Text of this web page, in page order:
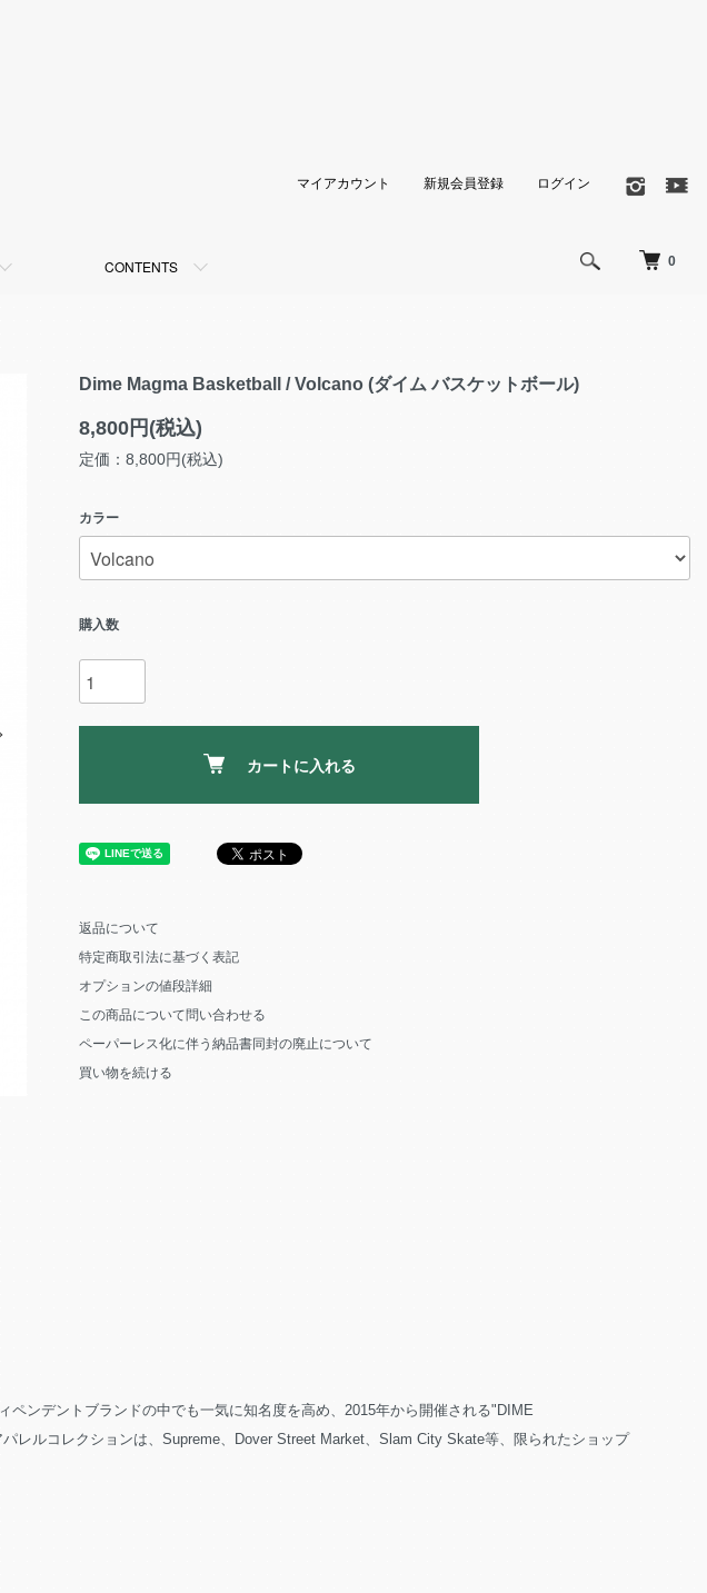
0
CONTENTS
マイアカウント 新規会員登録 ログイン
Dime Magma Basketball / Volcano (ダイム バスケットボール)
8,800円(税込)
定価：8,800円(税込)
カラー
購入数
カートに入れる
返品について
特定商取引法に基づく表記
オプションの値段詳細
この商品について問い合わせる
ペーパーレス化に伴う納品書同封の廃止について
買い物を続ける
ンデントブランドの中でも一気に知名度を高め、2015年から開催される"DIME
レルコレクションは、Supreme、Dover Street Market、Slam City Skate等、限られたショップ